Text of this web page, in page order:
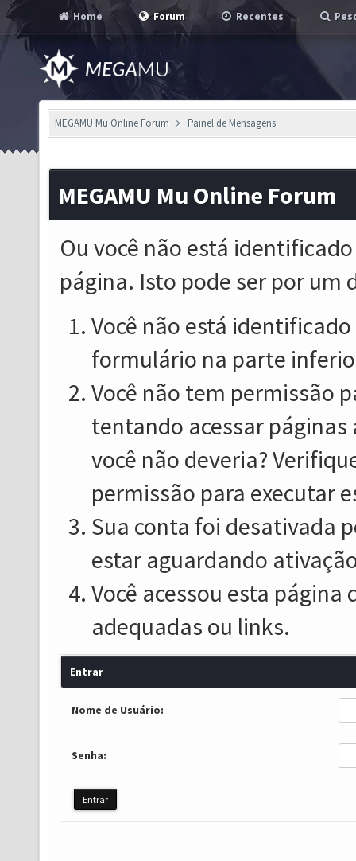
Home Forum Recentes
MEGAMU Mu Online Forum Painel de Mensagens
MEGAMU Mu Online Forum
Ou você não está
página. Isto pode ser por um
Você não está
formulário na parte
Você não tem permissão
tentando acessar
você não deveria?
permissão para executar
Sua conta foi desativada
estar aguardando
Você acessou esta
adequadas ou links.
Entrar
Nome de Usuário:
Senha: